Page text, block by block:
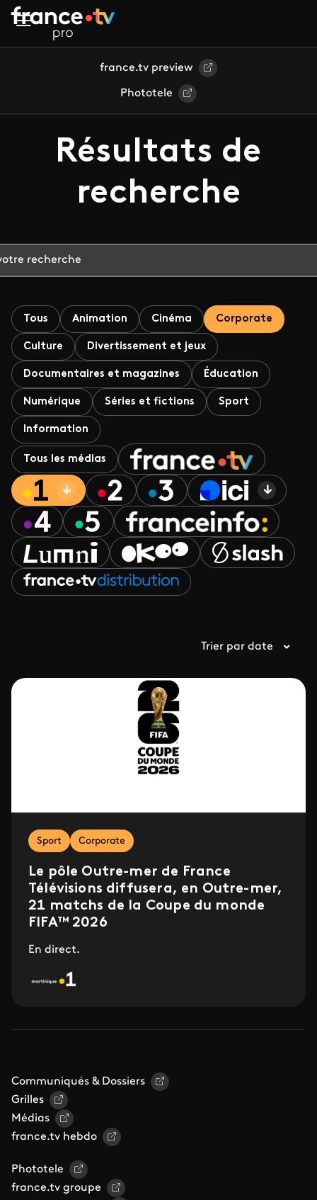
Aller au contenu principal
france.tv preview
Phototele
Résultats de
recherche
Tous Animation Cinéma Corporate
Culture Divertissement et jeux
Documentaires et magazines Éducation
Numérique Séries et fictions Sport
Information
Tous les médias
Trier par date
Sport Corporate
Le pôle Outre-mer de France
Télévisions diffusera, en Outre-mer,
21 matchs de la Coupe du monde
FIFA™ 2026
En direct.
Communiqués & Dossiers
Grilles
Médias
france.tv hebdo
Phototele
france.tv groupe